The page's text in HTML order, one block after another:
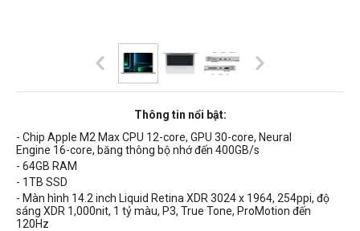
Thông tin nổi bật:
- Chip Apple M2 MaxCPU 12-core, GPU 30-core, Neural
Engine 16-core, băng thông bộ nhớ đến 400GB/s
- 64GB RAM
- 1TB SSD
- Màn hình 14.2 inch Liquid Retina XDR 3024 x 1964, 254ppi, độ
sáng XDR 1,000nit, 1 tỷ màu, P3, True Tone, ProMotion đến
120Hz